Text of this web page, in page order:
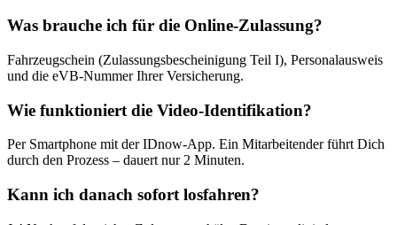
Was brauche ich für die Online-Zulassung?
Fahrzeugschein (Zulassungsbescheinigung Teil I), Personalausweis
und die eVB-Nummer Ihrer Versicherung.
Wie funktioniert die Video-Identifikation?
Per Smartphone mit der IDnow-App. Ein Mitarbeitender führt Dich
durch den Prozess – dauert nur 2 Minuten.
Kann ich danach sofort losfahren?